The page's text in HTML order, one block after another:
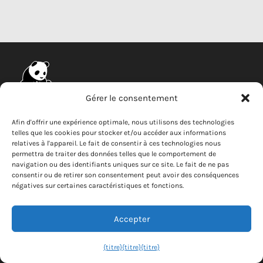
Gérer le consentement
Afin d'offrir une expérience optimale, nous utilisons des technologies
telles que les cookies pour stocker et/ou accéder aux informations
relatives à l'appareil. Le fait de consentir à ces technologies nous
permettra de traiter des données telles que le comportement de
navigation ou des identifiants uniques sur ce site. Le fait de ne pas
consentir ou de retirer son consentement peut avoir des conséquences
négatives sur certaines caractéristiques et fonctions.
Accepter
{titre}{titre}{titre}
Entreprise
Actualités
Carrières
Lanceur d'alerte
Nous contacter